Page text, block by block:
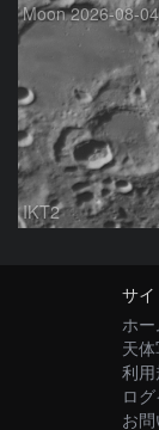
Moon 2026-08-04
IKT2
サ
ホー
天
利
ロ
お